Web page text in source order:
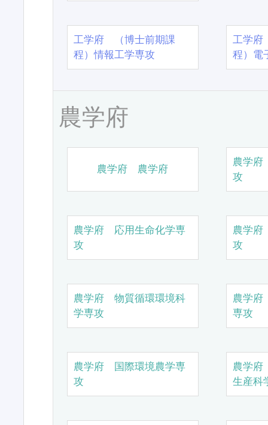
工学府 （博士前期課
程）情報工学専攻
工学
程）電
農学府
農学府 農学府
農学
攻
農学府 応用生命化学専
攻
農学
攻
農学府 物質循環環境科
学専攻
農学
専攻
農学府 国際環境農学専
攻
農学
生産科